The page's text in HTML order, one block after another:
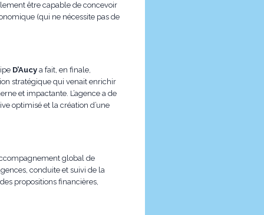
être capable de concevoir
(qui ne nécessite pas de
D’Aucy a fait, en finale,
stratégique qui venait enrichir
et impactante. L’agence a de
optimisé et la création d’une
global de
conduite et suivi de la
propositions financières,